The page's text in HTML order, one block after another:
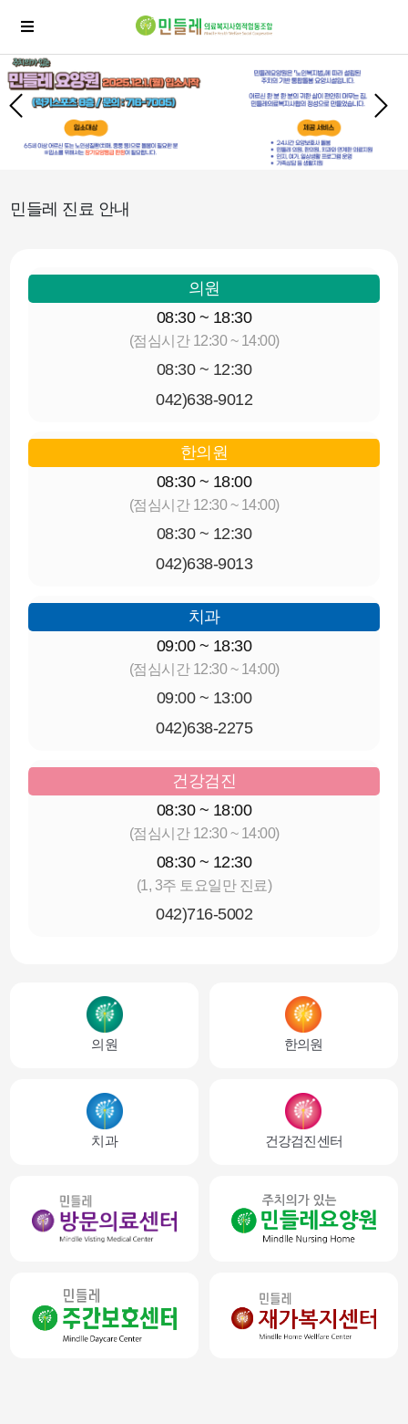
민들레 진료 안내
의원
08:30 ~ 18:30
(점심시간 12:30 ~ 14:00)
08:30 ~ 12:30
042)638-9012
한의원
08:30 ~ 18:00
(점심시간 12:30 ~ 14:00)
08:30 ~ 12:30
042)638-9013
치과
09:00 ~ 18:30
(점심시간 12:30 ~ 14:00)
09:00 ~ 13:00
042)638-2275
건강검진
08:30 ~ 18:00
(점심시간 12:30 ~ 14:00)
08:30 ~ 12:30
(1, 3주 토요일만 진료)
042)716-5002
의원 한의원
치과 건강검진센터